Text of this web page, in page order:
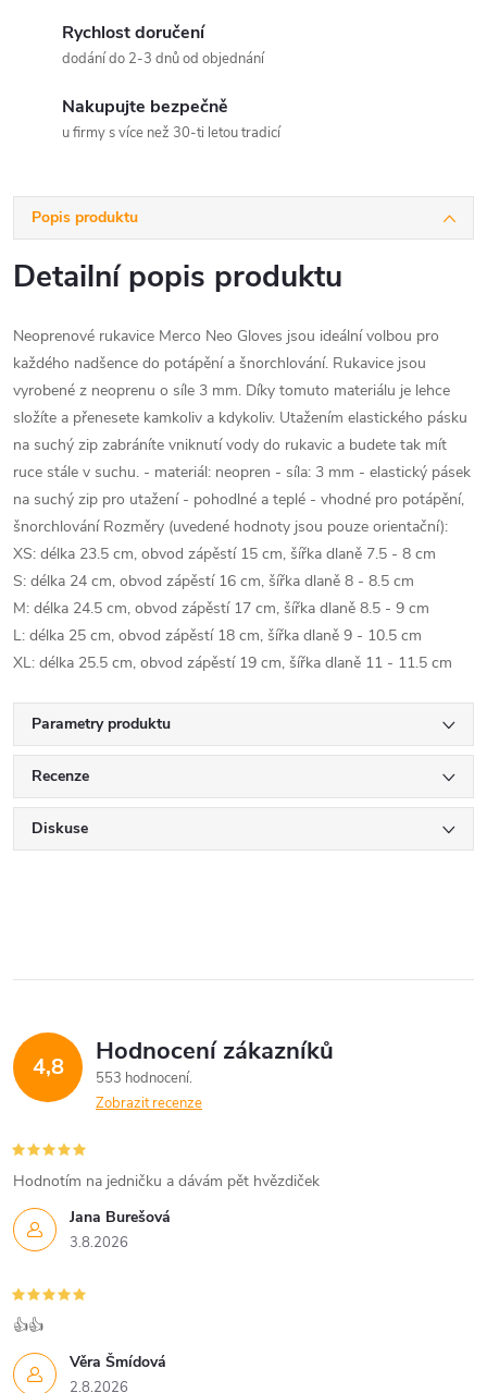
Rychlost doručení
dodání do 2-3 dnů od objednání
Nakupujte bezpečně
u firmy s více než 30-ti letou tradicí
Popis produktu
Detailní popis produktu
Neoprenové rukavice Merco Neo Gloves jsou ideální volbou pro
každého nadšence do potápění a šnorchlování. Rukavice jsou
vyrobené z neoprenu o síle 3 mm. Díky tomuto materiálu je lehce
složíte a přenesete kamkoliv a kdykoliv. Utažením elastického pásku
na suchý zip zabráníte vniknutí vody do rukavic a budete tak mít
ruce stále v suchu. - materiál: neopren - síla: 3 mm - elastický pásek
na suchý zip pro utažení - pohodlné a teplé - vhodné pro potápění,
šnorchlování Rozměry (uvedené hodnoty jsou pouze orientační):
XS: délka 23.5 cm, obvod zápěstí 15 cm, šířka dlaně 7.5 - 8 cm
S: délka 24 cm, obvod zápěstí 16 cm, šířka dlaně 8 - 8.5 cm
M: délka 24.5 cm, obvod zápěstí 17 cm, šířka dlaně 8.5 - 9 cm
L: délka 25 cm, obvod zápěstí 18 cm, šířka dlaně 9 - 10.5 cm
XL: délka 25.5 cm, obvod zápěstí 19 cm, šířka dlaně 11 - 11.5 cm
Parametry produktu
Recenze
Diskuse
4,8 Hodnocení zákazníků
553 hodnocení
Zobrazit recenze
Jana Burešová
3.8.2026
Hodnotím na jedničku a dávám pět hvězdiček
Věra Šmídová
2.8.2026
👍👍